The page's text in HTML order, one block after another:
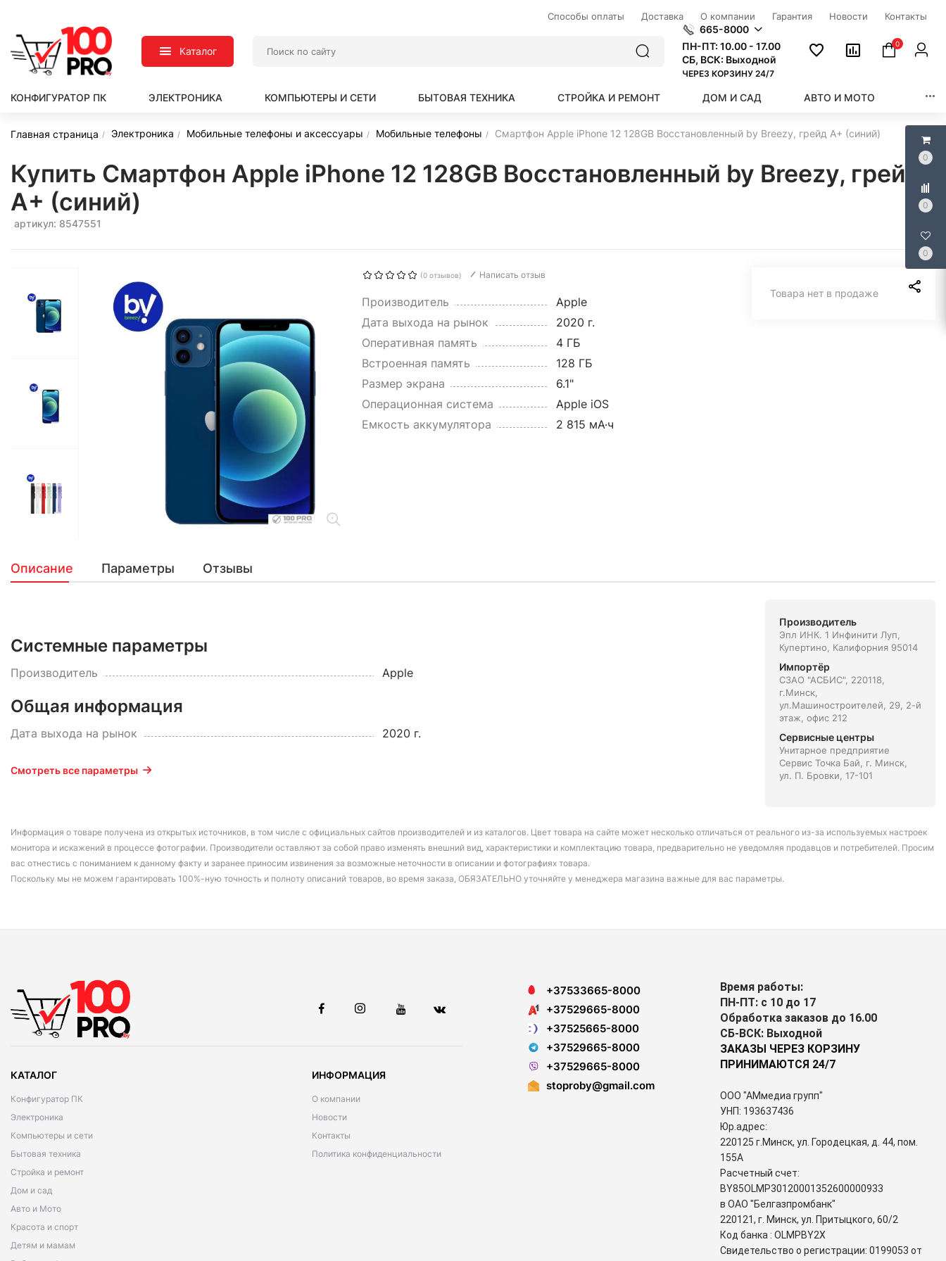
0
0
0
Способы оплаты Доставка О компании Гарантия Новости Контакты
Каталог
665-8000
ПН-ПТ: 10.00 - 17.00
СБ, ВСК: Выходной
ЧЕРЕЗ КОРЗИНУ 24/7
0
КОНФИГУРАТОР ПК ЭЛЕКТРОНИКА КОМПЬЮТЕРЫ И СЕТИ БЫТОВАЯ ТЕХНИКА СТРОЙКА И РЕМОНТ ДОМ И САД АВТО И МОТО
Главная страница Электроника Мобильные телефоны и аксессуары Мобильные телефоны Смартфон Apple iPhone 12 128GB Воcстановленный by Breezy, грейд A+ (синий)
Купить Смартфон Apple iPhone 12 128GB Воcстановленный by Breezy, грейд
A+ (синий)
артикул: 8547551
(0 отзывов) Написать отзыв
Производитель
Apple
Дата выхода на рынок
2020 г.
Оперативная память
4 ГБ
Встроенная память
128 ГБ
Размер экрана
6.1"
Операционная система
Apple iOS
Емкость аккумулятора
2 815 мА·ч
Товара нет в продаже
Описание Параметры Отзывы
Системные параметры
Производитель Apple
Общая информация
Дата выхода на рынок 2020 г.
Смотреть все параметры
Производитель
Эпл ИНК. 1 Инфинити Луп,
Купертино, Калифорния 95014
Импортёр
СЗАО "АСБИС", 220118,
г.Минск,
ул.Машиностроителей, 29, 2-й
этаж, офис 212
Сервисные центры
Унитарное предприятие
Сервис Точка Бай, г. Минск,
ул. П. Бровки, 17-101
Информация о товаре получена из открытых источников, в том числе с официальных сайтов производителей и из каталогов. Цвет товара на сайте может несколько отличаться от реального из-за используемых настроек
монитора и искажений в процессе фотографии. Производители оставляют за собой право изменять внешний вид, характеристики и комплектацию товара, предварительно не уведомляя продавцов и потребителей. Просим
вас отнестись с пониманием к данному факту и заранее приносим извинения за возможные неточности в описании и фотографиях товара.
Поскольку мы не можем гарантировать 100%-ную точность и полноту описаний товаров, во время заказа, ОБЯЗАТЕЛЬНО уточняйте у менеджера магазина важные для вас параметры.
КАТАЛОГ
Конфигуратор ПК
Электроника
Компьютеры и сети
Бытовая техника
Стройка и ремонт
Дом и сад
Авто и Мото
Красота и спорт
Детям и мамам
ИНФОРМАЦИЯ
О компании
Новости
Контакты
Политика конфиденциальности
+37533665-8000
+37529665-8000
+37525665-8000
+37529665-8000
+37529665-8000
stoproby@gmail.com
Время работы:
ПН-ПТ: с 10 до 17
Обработка заказов до 16.00
СБ-ВСК: Выходной
ЗАКАЗЫ ЧЕРЕЗ КОРЗИНУ
ПРИНИМАЮТСЯ 24/7
ООО "АМмедиа групп"
УНП: 193637436
Юр.адрес:
220125 г.Минск, ул. Городецкая, д. 44, пом.
155А
Расчетный счет:
BY85OLMP30120001352600000933
в ОАО "Белгазпромбанк"
220121, г. Минск, ул. Притыцкого, 60/2
Код банка : OLMPBY2X
Свидетельство о регистрации: 0199053 от